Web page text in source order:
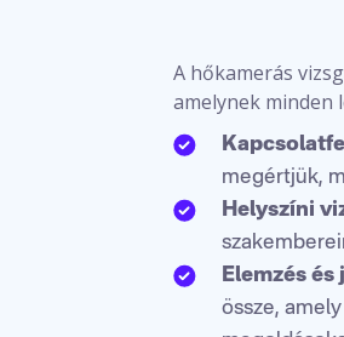
A hőkamerás
amelynek minden
megértjük,
Helyszíni
Elemzés
össze,